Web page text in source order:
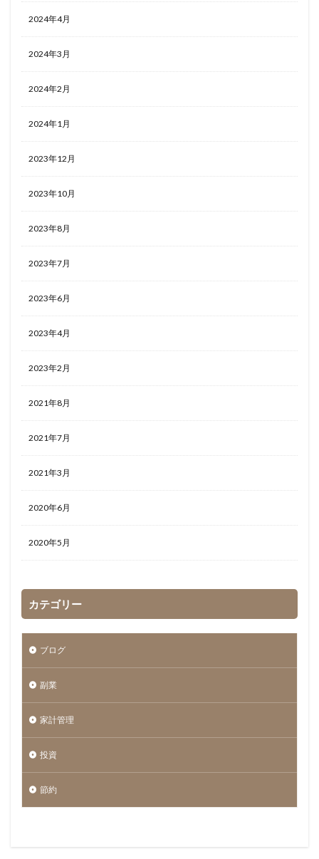
2024年4月
2024年3月
2024年2月
2024年1月
2023年12月
2023年10月
2023年8月
2023年7月
2023年6月
2023年4月
2023年2月
2021年8月
2021年7月
2021年3月
2020年6月
2020年5月
カテゴリー
ブログ
副業
家計管理
投資
節約